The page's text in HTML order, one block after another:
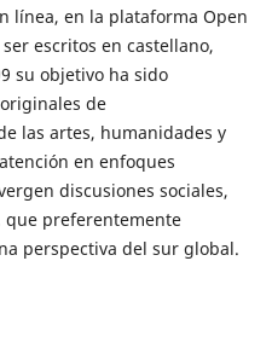
línea, en la plataforma Open
escritos en castellano,
su objetivo ha sido
de
las artes, humanidades y
en enfoques
discusiones sociales,
que preferentemente
perspectiva del sur global.